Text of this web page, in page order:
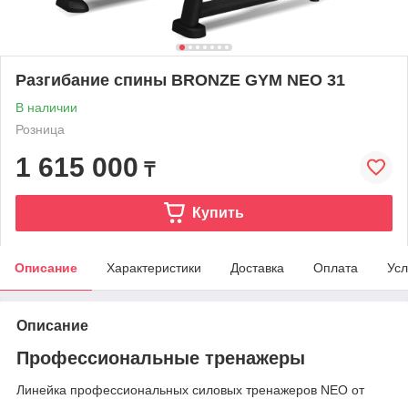
Разгибание спины BRONZE GYM NEO 31
В наличии
Розница
1 615 000 ₸
Купить
Описание Характеристики Доставка Оплата
Описание
Профессиональные тренажеры
Линейка профессиональных силовых тренажеров NEO от